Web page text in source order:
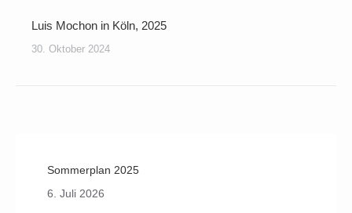
Luis Mochon in Köln, 2025
30. Oktober 2024
Sommerplan 2025
6. Juli 2026